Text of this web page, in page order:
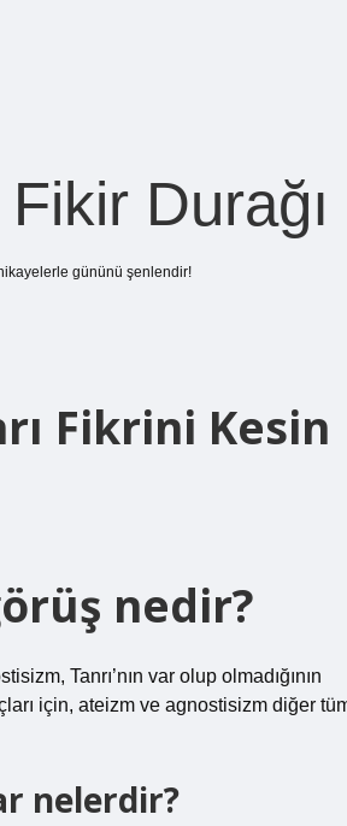
Durağı
hikayelerle gününü şenlendir!
Fikrini Kesin
nedir?
Tanrı’nın var olup olmadığının
için, ateizm ve agnostisizm diğer
nelerdir?